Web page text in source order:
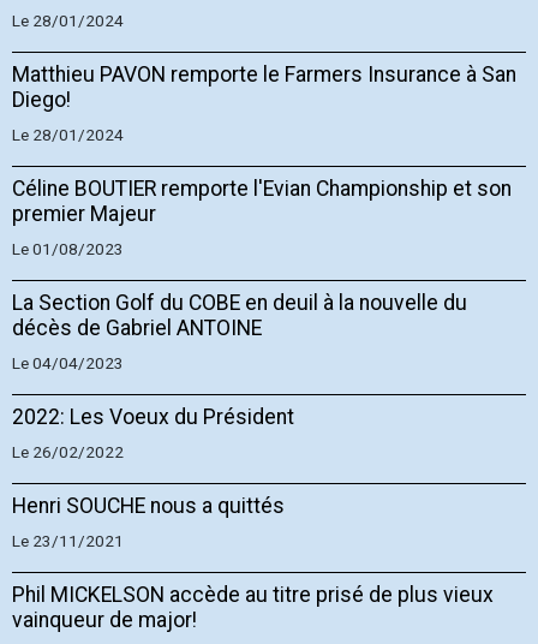
Le 28/01/2024
Matthieu PAVON remporte le Farmers Insurance à San
Diego!
Le 28/01/2024
Céline BOUTIER remporte l'Evian Championship et son
premier Majeur
Le 01/08/2023
La Section Golf du COBE en deuil à la nouvelle du
décès de Gabriel ANTOINE
Le 04/04/2023
2022: Les Voeux du Président
Le 26/02/2022
Henri SOUCHE nous a quittés
Le 23/11/2021
Phil MICKELSON accède au titre prisé de plus vieux
vainqueur de major!